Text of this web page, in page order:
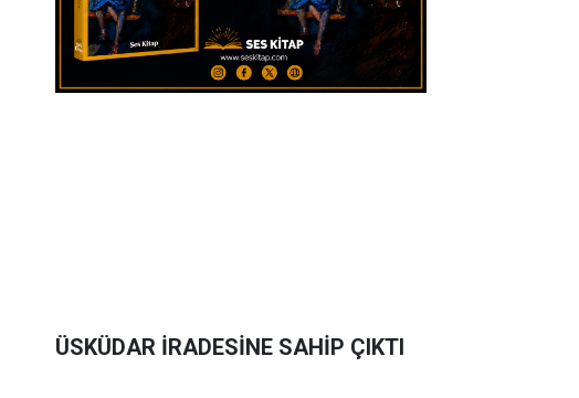
ÜSKÜDAR İRADESİNE SAHİP ÇIKTI